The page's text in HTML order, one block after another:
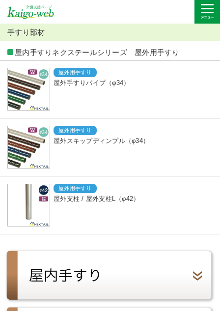
手すり部材
屋内手すりネクステールシリーズ 屋外用手すり
屋外用手すり
屋外手すりパイプ（φ34）
屋外用手すり
屋外スキップディンプル（φ34）
屋外用手すり
屋外支柱 / 屋外支柱L（φ42）